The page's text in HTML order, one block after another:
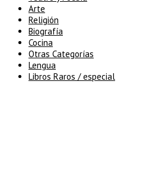
Arte
Religión
Biografía
Cocina
Otras Categorías
Lengua
Libros Raros / especial